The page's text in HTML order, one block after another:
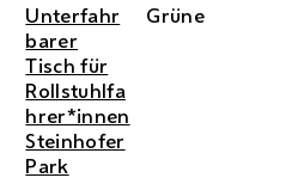
Unterfahr
barer
Tisch für
Rollstuhlfa
hrer*innen
Steinhofer
Park
Grüne